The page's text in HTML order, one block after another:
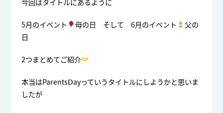
5月のイベント 母の日 そして 6月のイベント
父の
日
2つまとめてご紹介
本当はParentsⅮayっていうタイトルにしようかと思いま
したが